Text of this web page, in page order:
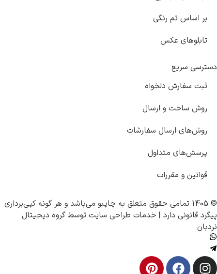
سفارشات
چاپبومی‌باشد و هر گونه کپی‌برداری
|خدمات طراحی سایتتوسطگروه دیجیتال